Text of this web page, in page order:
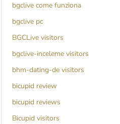
bgclive come funziona
bgclive pc
BGCLive visitors
bgclive-inceleme visitors
bhm-dating-de visitors
bicupid review
bicupid reviews
Bicupid visitors